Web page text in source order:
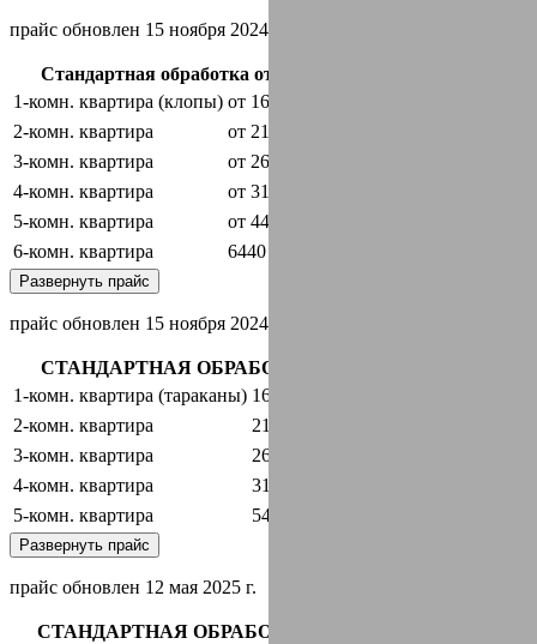
прайс обновлен 15 ноября 2024 г.
Стандартная обработка от клопов + гарантия
1-комн. квартира (клопы) от 1600 руб.
2-комн. квартира от 2100 руб.
3-комн. квартира от 2600 руб.
4-комн. квартира от 3100 руб.
5-комн. квартира от 4440 руб.
6-комн. квартира 6440 руб.
Развернуть прайс
прайс обновлен 15 ноября 2024 г.
СТАНДАРТНАЯ ОБРАБОТКА + ГАРАНТИЯ
1-комн. квартира (тараканы) 1600 руб.
2-комн. квартира 2100 руб.
3-комн. квартира 2600 руб.
4-комн. квартира 3100 руб.
5-комн. квартира 5440 руб.
Развернуть прайс
прайс обновлен 12 мая 2025 г.
СТАНДАРТНАЯ ОБРАБОТКА + ГАРАНТИЯ